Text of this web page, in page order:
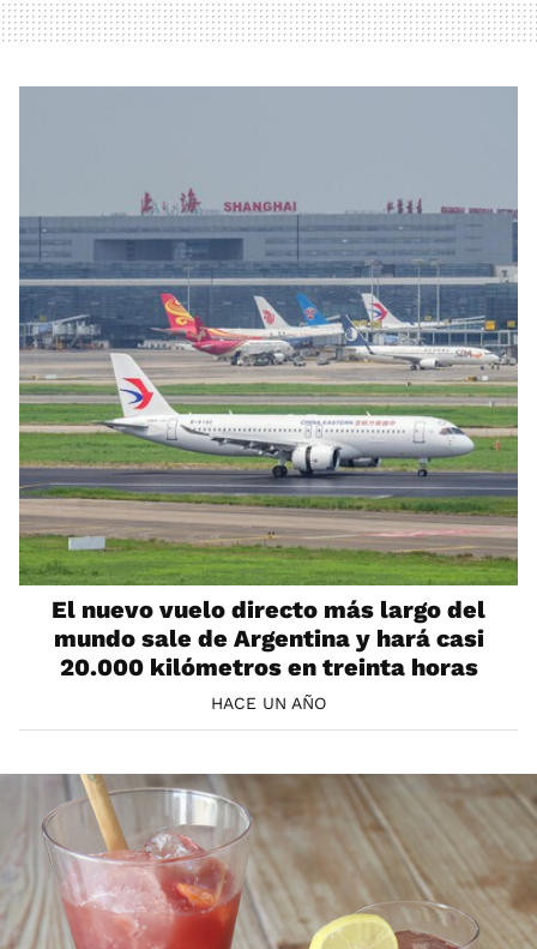
El nuevo vuelo directo más largo del
mundo sale de Argentina y hará casi
20.000 kilómetros en treinta horas
HACE UN AÑO